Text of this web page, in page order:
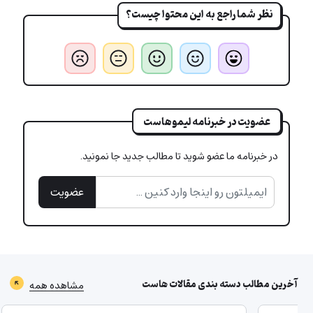
نظر شما راجع به این محتوا چیست؟
عضویت در خبرنامه لیموهاست
در خبرنامه ما عضو شوید تا مطالب جدید جا نمونید.
عضویت
آخرین مطالب دسته بندیمقالات هاست مشاهده همه